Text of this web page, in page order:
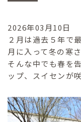
2026年03月10日
２月は過去５年で
月に入って冬の寒
そんな中でも春を
ップ、スイセンが